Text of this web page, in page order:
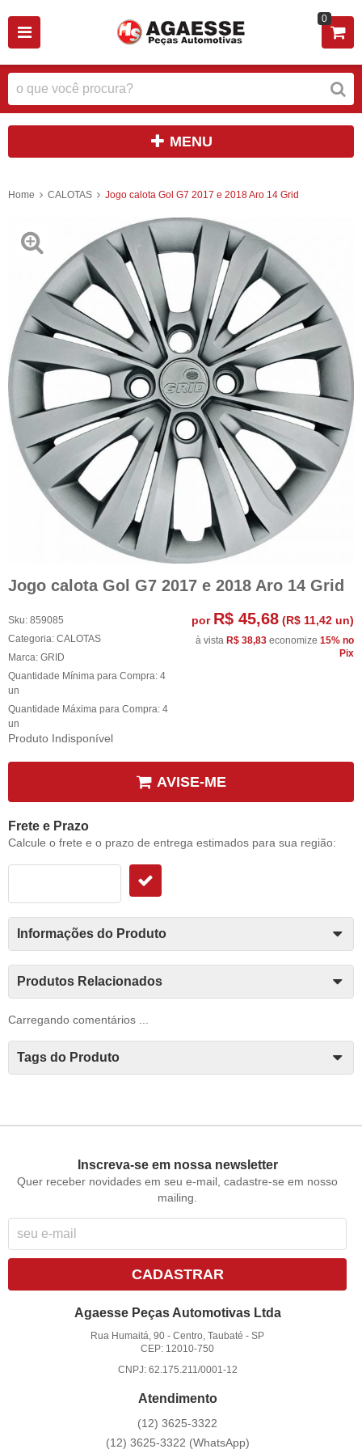
0
MENU
Home CALOTAS Jogo calota Gol G7 2017 e 2018 Aro 14 Grid
Jogo calota Gol G7 2017 e 2018 Aro 14 Grid
Sku: 859085
Categoria: CALOTAS
Marca: GRID
Quantidade Mínima para Compra: 4
un
Quantidade Máxima para Compra: 4
un
Produto Indisponível
por R$ 45,68 (R$ 11,42 un)
à vista R$ 38,83 economize 15% no
Pix
AVISE-ME
Frete e Prazo
Calcule o frete e o prazo de entrega estimados para sua região:
Informações do Produto
Produtos Relacionados
Carregando comentários ...
Tags do Produto
Inscreva-se em nossa newsletter
Quer receber novidades em seu e-mail, cadastre-se em nosso
mailing.
CADASTRAR
Agaesse Peças Automotivas Ltda
Rua Humaitá, 90 -Centro, Taubaté -SP
CEP: 12010-750
CNPJ: 62.175.211/0001-12
Atendimento
(12) 3625-3322
(12) 3625-3322 (WhatsApp)